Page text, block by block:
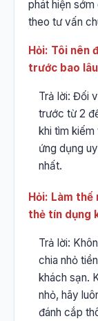
phát hiện
theo tư vấn
Hỏi: Tôi nên
trước bao
Trả lời: Đối
trước từ 2
khi tìm kiếm
ứng dụng
nhất.
Hỏi: Làm
thẻ tín dụng
Trả lời:
chia nhỏ
khách sạn.
nhỏ, hãy
đánh cắp